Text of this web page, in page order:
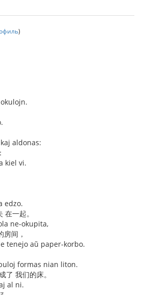
)
aldonas:
kiel vi.
edzo.
一起。
ne-okupita,
间，
tenejo aŭ paper-korbo.
formas nian liton.
了 我们的床。
al ni.